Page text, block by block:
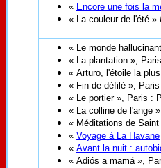
« Encore une fois la
« La couleur de l'été »
« Le monde
« La plantation »,
« Arturo, l'étoile la
« Fin de défilé »,
« Le portier », Paris :
« La colline de l'ange
« Méditations de
« Voyage à La Havane
« Avant la nuit :
« Adiós a mamá »,